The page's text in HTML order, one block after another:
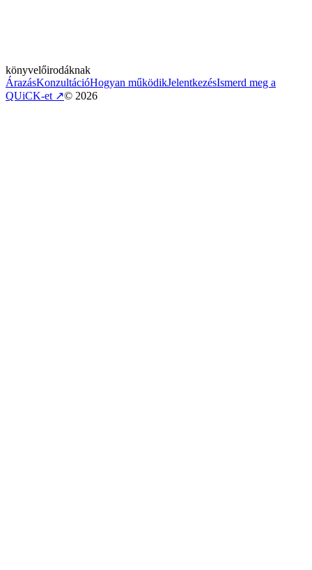
könyvelőirodáknak
ÁrazásKonzultációHogyan működikJelentkezésIsmerd meg a
QUiCK-et ↗© 2026